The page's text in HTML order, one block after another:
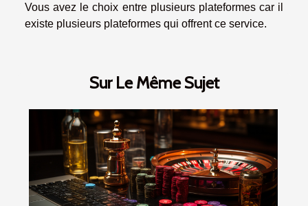
Vous avez le choix entre plusieurs plateformes car il
existe plusieurs plateformes qui offrent ce service.
Sur Le Même Sujet